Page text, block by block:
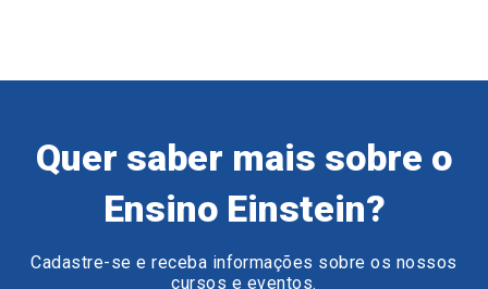
Quer saber mais sobre o
Ensino Einstein?
Cadastre-se e receba informações sobre os nossos
cursos e eventos.